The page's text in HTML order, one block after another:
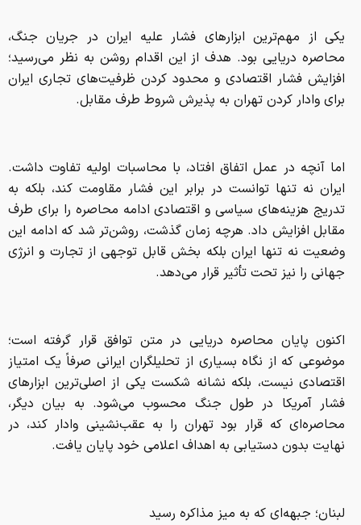
یکی از مهم‌ترین ابزار‌های فشار علیه ایران در جریان جنگ،
محاصره دریایی بود. هدف از این اقدام روشن به نظر می‌رسید؛
افزایش فشار اقتصادی و محدود کردن ظرفیت‌های تجاری ایران
برای وادار کردن تهران به پذیرش شروط طرف مقابل.
اما آنچه در عمل اتفاق افتاد، با محاسبات اولیه تفاوت داشت.
ایران نه تنها توانست در برابر این فشار مقاومت کند، بلکه به
تدریج هزینه‌های سیاسی و اقتصادی ادامه محاصره را برای طرف
مقابل افزایش داد. هرچه زمان گذشت، روشن‌تر شد که ادامه این
وضعیت نه تنها ایران بلکه بخش قابل توجهی از تجارت و انرژی
جهانی را نیز تحت تأثیر قرار می‌دهد.
اکنون پایان محاصره دریایی در متن توافق قرار گرفته است؛
موضوعی که از نگاه بسیاری از تحلیلگران ایرانی صرفاً یک امتیاز
اقتصادی نیست، بلکه نشانه شکست یکی از اصلی‌ترین ابزار‌های
فشار آمریکا در طول جنگ محسوب می‌شود. به بیان دیگر،
محاصره‌ای که قرار بود تهران را به عقب‌نشینی وادار کند، در
نهایت بدون دستیابی به اهداف اعلامی خود پایان یافت.
لبنان؛ جبهه‌ای که به میز مذاکره رسید